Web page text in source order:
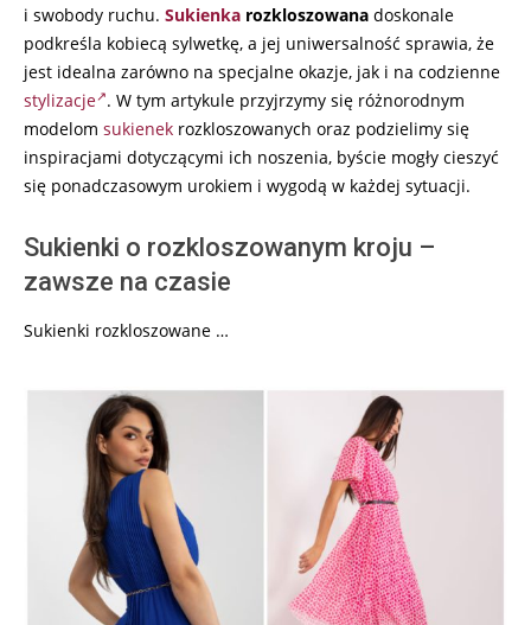
i swobody ruchu. Sukienka rozkloszowana doskonale
podkreśla kobiecą sylwetkę, a jej uniwersalność sprawia, że
jest idealna zarówno na specjalne okazje, jak i na codzienne
stylizacje . W tym artykule przyjrzymy się różnorodnym
modelom sukienek rozkloszowanych oraz podzielimy się
inspiracjami dotyczącymi ich noszenia, byście mogły cieszyć
się ponadczasowym urokiem i wygodą w każdej sytuacji.
Sukienki o rozkloszowanym kroju –
zawsze na czasie
Sukienki rozkloszowane …